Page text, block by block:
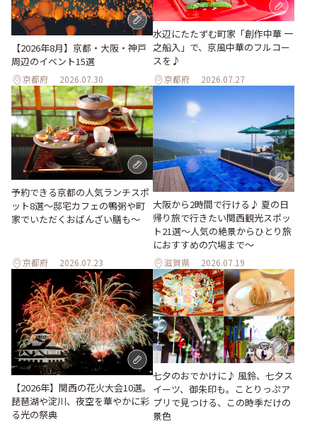
【2026年8月】京都・大阪・神戸
周辺のイベント15選
京都府 2026.07.30
水辺にたたずむ町家「創作中華 一
之船入」で、京風中華のフルコー
スを♪
京都府 2026.07.27
予約できる京都の人気ランチスポ
ット8選～邸宅カフェの鴨粥や町
家でいただくおばんざい膳も～
京都府 2026.07.23
大阪から2時間で行ける♪ 夏の日
帰り旅で行きたい関西観光スポッ
ト21選～人気の絶景からひとり旅
におすすめの穴場まで～
滋賀県 2026.07.19
【2026年】関西の花火大会10選。
琵琶湖や淀川、夜空を華やかに彩
る光の祭典
七夕のおでかけに♪ 風鈴、七夕ス
イーツ、御朱印も。ことりっぷア
プリで見つける、この時季だけの
景色